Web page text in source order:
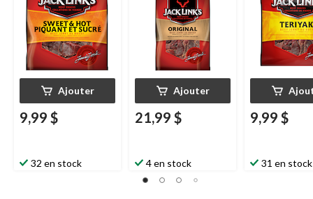
Ajouter
9,99 $
32 en stock
Ajouter
21,99 $
4 en stock
9,99 $
31 en stock